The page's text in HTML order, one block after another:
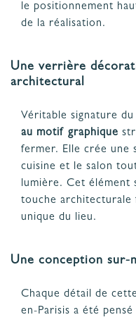
le positionnement
de la réalisation.
Une verrière
architectural
Véritable signature
au motif graphique
fermer. Elle crée une
cuisine et le salon
lumière. Cet élément
touche architecturale
unique du lieu.
Une conception sur-
Chaque détail de
en-Parisis a été